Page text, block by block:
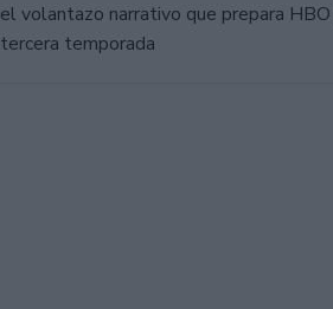
el volantazo narrativo que prepara
tercera temporada